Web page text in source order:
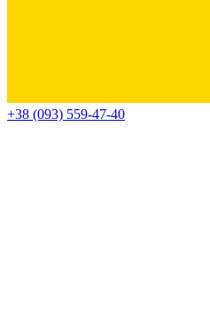
+38 (093) 559-47-40